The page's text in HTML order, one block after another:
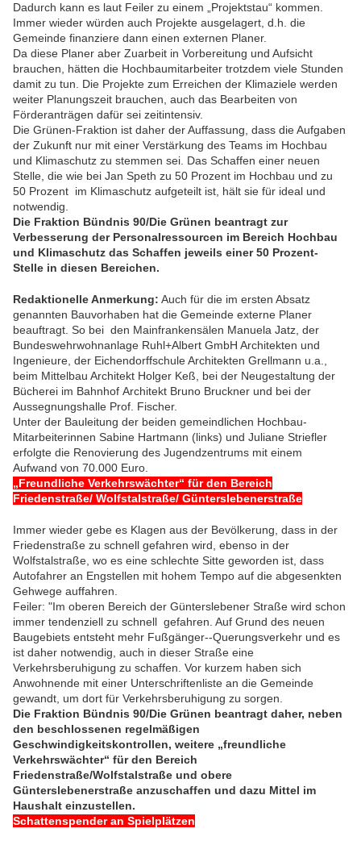
Dadurch kann es laut Feiler zu einem „Projektstau“ kommen.
Immer wieder würden auch Projekte ausgelagert, d.h. die
Gemeinde finanziere dann einen externen Planer.
Da diese Planer aber Zuarbeit in Vorbereitung und Aufsicht
brauchen, hätten die Hochbaumitarbeiter trotzdem viele Stunden
damit zu tun. Die Projekte zum Erreichen der Klimaziele werden
weiter Planungszeit brauchen, auch das Bearbeiten von
Förderanträgen dafür sei zeitintensiv.
Die Grünen-Fraktion ist daher der Auffassung, dass die Aufgaben
der Zukunft nur mit einer Verstärkung des Teams im Hochbau
und Klimaschutz zu stemmen sei. Das Schaffen einer neuen
Stelle, die wie bei Jan Speth zu 50 Prozent im Hochbau und zu
50 Prozent im Klimaschutz aufgeteilt ist, hält sie für ideal und
notwendig.
Die Fraktion Bündnis 90/Die Grünen beantragt zur
Verbesserung der Personalressourcen im Bereich Hochbau
und Klimaschutz das Schaffen jeweils einer 50 Prozent-
Stelle in diesen Bereichen.
Redaktionelle Anmerkung: Auch für die im ersten Absatz
genannten Bauvorhaben hat die Gemeinde externe Planer
beauftragt. So bei den Mainfrankensälen Manuela Jatz, der
Bundeswehrwohnanlage Ruhl+Albert GmbH Architekten und
Ingenieure, der Eichendorffschule Architekten Grellmann u.a.,
beim Mittelbau Architekt Holger Keß, bei der Neugestaltung der
Bücherei im Bahnhof Architekt Bruno Bruckner und bei der
Aussegnungshalle Prof. Fischer.
Unter der Bauleitung der beiden gemeindlichen Hochbau-
Mitarbeiterinnen Sabine Hartmann (links) und Juliane Striefler
erfolgte die Renovierung des Jugendzentrums mit einem
Aufwand von 70.000 Euro.
„Freundliche Verkehrswächter“ für den Bereich
Friedenstraße/ Wolfstalstraße/ Günterslebenerstraße
Immer wieder gebe es Klagen aus der Bevölkerung, dass in der
Friedenstraße zu schnell gefahren wird, ebenso in der
Wolfstalstraße, wo es eine schlechte Sitte geworden ist, dass
Autofahrer an Engstellen mit hohem Tempo auf die abgesenkten
Gehwege auffahren.
Feiler: "Im oberen Bereich der Günterslebener Straße wird schon
immer tendenziell zu schnell gefahren. Auf Grund des neuen
Baugebiets entsteht mehr Fußgänger-­‐Querungsverkehr und es
ist daher notwendig, auch in dieser Straße eine
Verkehrsberuhigung zu schaffen. Vor kurzem haben sich
Anwohnende mit einer Unterschriftenliste an die Gemeinde
gewandt, um dort für Verkehrsberuhigung zu sorgen.
Die Fraktion Bündnis 90/Die Grünen beantragt daher, neben
den beschlossenen regelmäßigen
Geschwindigkeitskontrollen, weitere „freundliche
Verkehrswächter“ für den Bereich
Friedenstraße/Wolfstalstraße und obere
Günterslebenerstraße anzuschaffen und dazu Mittel im
Haushalt einzustellen.
Schattenspender an Spielplätzen